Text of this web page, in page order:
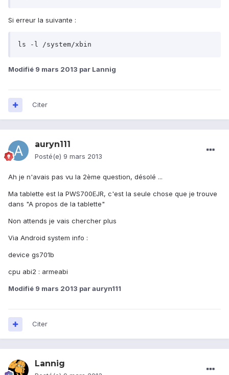
Si erreur la suivante :
ls -l /system/xbin
Modifié 9 mars 2013 par Lannig
Citer
auryn111
Posté(e) 9 mars 2013
Ah je n'avais pas vu la 2ème question, désolé ...
Ma tablette est la PWS700EJR, c'est la seule chose que je trouve
dans "A propos de la tablette"
Non attends je vais chercher plus
Via Android system info :
device gs701b
cpu abi2 : armeabi
Modifié 9 mars 2013 par auryn111
Citer
Lannig